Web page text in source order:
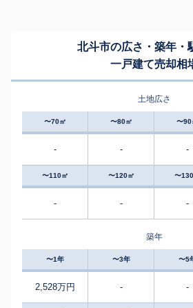
北斗市の広さ・築年・
一戸建て売却相
土地広さ
〜70㎡ 〜80㎡ 〜90
- - -
〜110㎡ 〜120㎡ 〜
- - -
築年
〜1年 〜3年 〜5
2,528万円 - -